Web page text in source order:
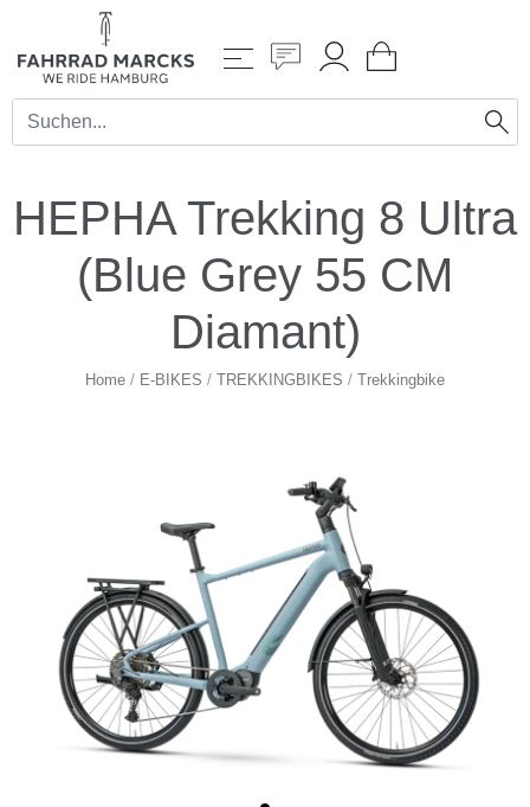
HEPHA Trekking 8 Ultra
(Blue Grey 55 CM
Diamant)
Home / E-BIKES / TREKKINGBIKES / Trekkingbike